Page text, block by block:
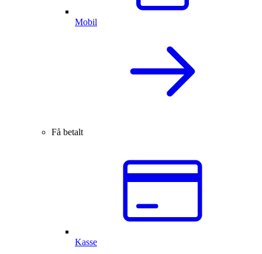
Mobil
Få betalt
Kasse